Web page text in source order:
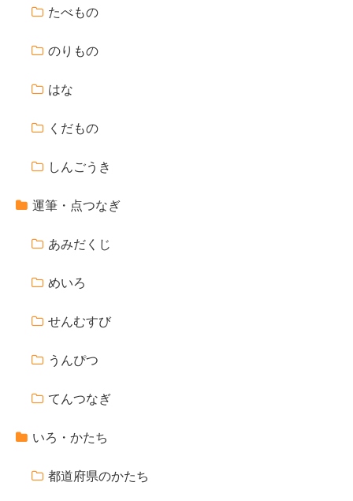
たべもの
のりもの
はな
くだもの
しんごうき
運筆・点つなぎ
あみだくじ
めいろ
せんむすび
うんぴつ
てんつなぎ
いろ・かたち
都道府県のかたち